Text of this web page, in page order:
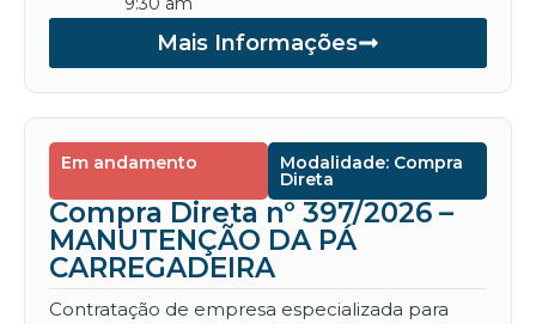
Mais Informações
Em andamento Modalidade: Compra
Direta
Compra Direta nº 397/2026 –
MANUTENÇÃO DA PÁ
CARREGADEIRA
Contratação de empresa especializada para